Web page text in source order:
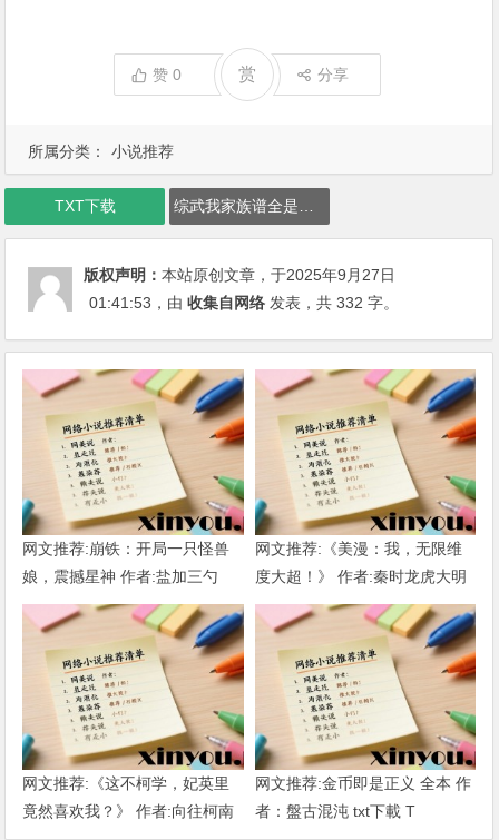
所属分类： 小说推荐
赞0 赏 分享
TXT下载 综武我家族谱全是陆地神仙下载
版权声明：本站原创文章，于2025年9月27日
01:41:53 ，由收集自网络 发表，共 332 字。
网文推荐:崩铁：开局一只怪兽
娘，震撼星神 作者:盐加三勺
（1-218）TXT下载
网文推荐:《美漫：我，无限维
度大超！》 作者:秦时龙虎大明
1-802章 TXT下载
网文推荐:《这不柯学，妃英里
竟然喜欢我？》 作者:向往柯南
网文推荐:金币即是正义 全本 作
者：盤古混沌 txt下載 T